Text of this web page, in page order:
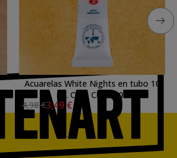
Acuarelas White Nights en tubo 10
ml. Ocre Claro 206
4,98 €3,49 €